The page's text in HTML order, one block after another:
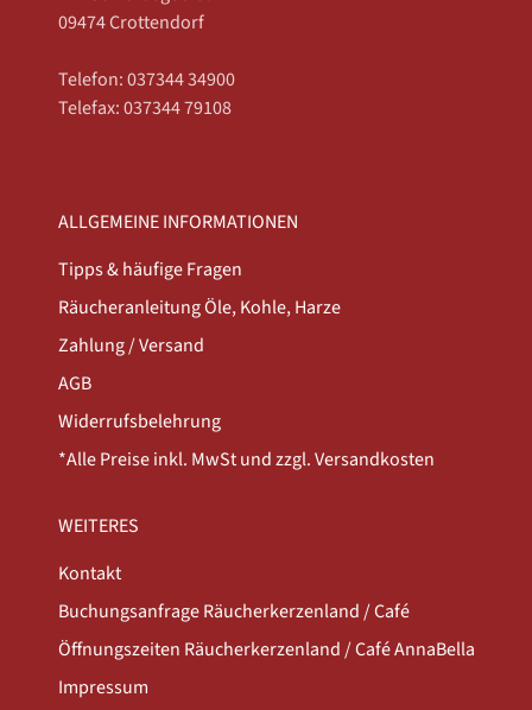
09474 Crottendorf
Telefon: 037344 34900
Telefax: 037344 79108
ALLGEMEINE INFORMATIONEN
Tipps & häufige Fragen
Räucheranleitung Öle, Kohle, Harze
Zahlung / Versand
AGB
Widerrufsbelehrung
*Alle Preise inkl. MwSt und zzgl. Versandkosten
WEITERES
Kontakt
Buchungsanfrage Räucherkerzenland / Café
Öffnungszeiten Räucherkerzenland / Café AnnaBella
Impressum